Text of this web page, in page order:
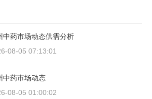
中药市场动态供需分析
08-05 07:13:01
中药市场动态
08-05 01:00:02